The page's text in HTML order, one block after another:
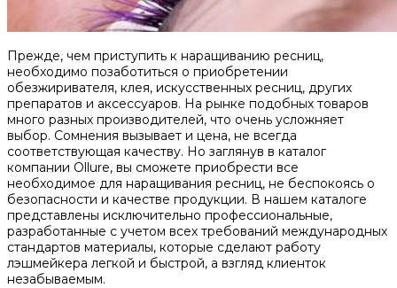
Прежде, чем приступить к наращиванию ресниц,
необходимо позаботиться о приобретении
обезжиривателя, клея, искусственных ресниц, других
препаратов и аксессуаров. На рынке подобных товаров
много разных производителей, что очень усложняет
выбор. Сомнения вызывает и цена, не всегда
соответствующая качеству. Но заглянув в каталог
компании Ollure, вы сможете приобрести все
необходимое для наращивания ресниц, не беспокоясь о
безопасности и качестве продукции. В нашем каталоге
представлены исключительно профессиональные,
разработанные с учетом всех требований международных
стандартов материалы, которые сделают работу
лэшмейкера легкой и быстрой, а взгляд клиенток
незабываемым.